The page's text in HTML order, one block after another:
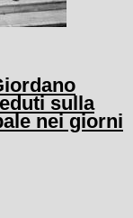
sulla
nei giorni